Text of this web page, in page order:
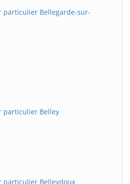
particulier Bellegarde-sur-
particulier Belley
particulier Belleydoux